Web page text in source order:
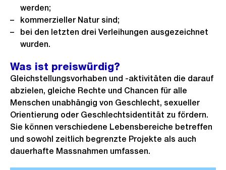
werden;
kommerzieller Natur sind;
bei den letzten drei Verleihungen ausgezeichnet
wurden.
Was ist preiswürdig?
Gleichstellungsvorhaben und -aktivitäten die darauf
abzielen, gleiche Rechte und Chancen für alle
Menschen unabhängig von Geschlecht, sexueller
Orientierung oder Geschlechtsidentität zu fördern.
Sie können verschiedene Lebensbereiche betreffen
und sowohl zeitlich begrenzte Projekte als auch
dauerhafte Massnahmen umfassen.